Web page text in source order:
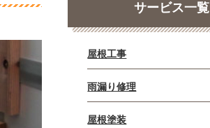
サービス一覧
屋根工事
雨漏り修理
屋根塗装